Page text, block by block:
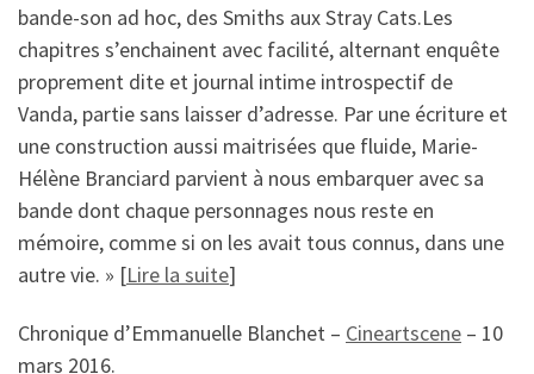
bande-son ad hoc, des Smiths aux Stray Cats.Les
chapitres s’enchainent avec facilité, alternant enquête
proprement dite et journal intime introspectif de
Vanda, partie sans laisser d’adresse. Par une écriture et
une construction aussi maitrisées que fluide, Marie-
Hélène Branciard parvient à nous embarquer avec sa
bande dont chaque personnages nous reste en
mémoire, comme si on les avait tous connus, dans une
autre vie. » [Lire la suite]
Chronique d’Emmanuelle Blanchet – Cineartscene – 10
mars 2016.